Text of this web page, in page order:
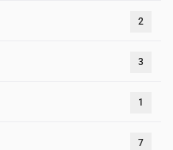
2
3
1
7